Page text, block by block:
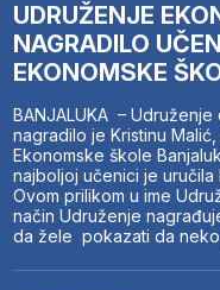
UDRUŽENJE
NAGRADILO
EKONOMSKE
BANJALUKA –
nagradilo je Kristinu
Ekonomske škole
najboljoj učenici je uručila
Ovom prilikom u ime
način Udruženje
da žele pokazati da